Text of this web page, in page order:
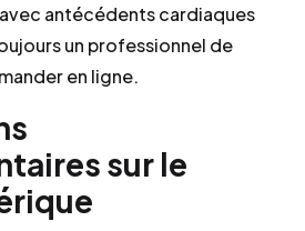
antécédents cardiaques
un professionnel de
en ligne.
sur le